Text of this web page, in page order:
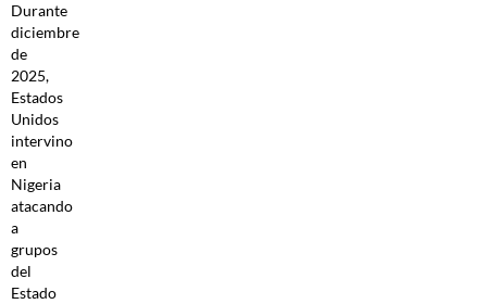
Durante
diciembre
de
2025,
Estados
Unidos
intervino
en
Nigeria
atacando
a
grupos
del
Estado